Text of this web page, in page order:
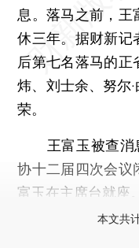
息。落马之前，王
休三年。据财新记
后第七名落马的正
炜、刘士余、努尔
荣。
王富玉被查消
协十二届四次会议
富玉在主席台就座。
本文共